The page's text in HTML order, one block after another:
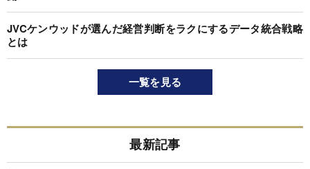
JVCケンウッドが選んだ経営判断をラクにするデータ統合戦略
とは
一覧を見る
最新記事